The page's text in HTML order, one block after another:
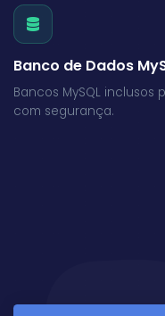
Banco de Dados
Bancos MySQL
com segurança.